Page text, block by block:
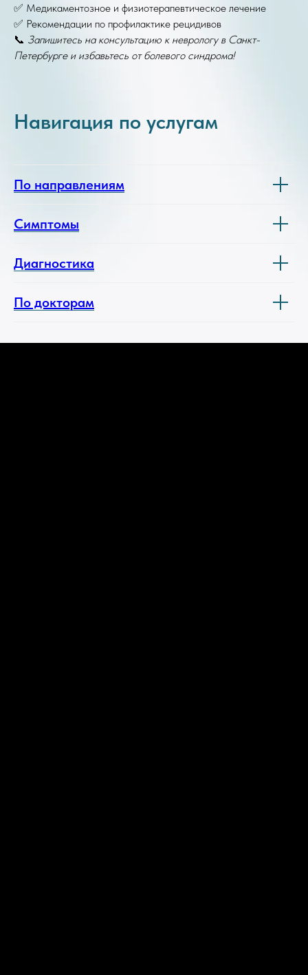
✅ Медикаментозное и физиотерапевтическое лечение
✅ Рекомендации по профилактике рецидивов
📞 Запишитесь на консультацию к неврологу в Санкт-
Петербурге и избавьтесь от болевого синдрома!
Навигация по услугам
По направлениям
Симптомы
Диагностика
По докторам